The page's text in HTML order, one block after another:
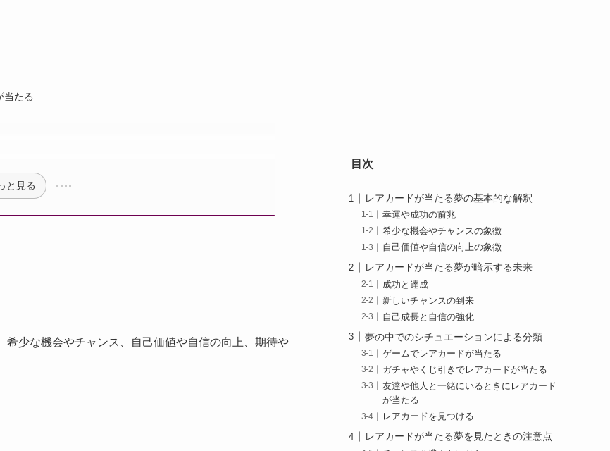
当たる
と見る
少な機会やチャンス、自己価値や自信の向上、期待や
目次
レアカードが当たる夢の基本的な解釈
幸運や成功の前兆
希少な機会やチャンスの象徴
自己価値や自信の向上の象徴
レアカードが当たる夢が暗示する未来
成功と達成
新しいチャンスの到来
自己成長と自信の強化
夢の中でのシチュエーションによる分類
ゲームでレアカードが当たる
ガチャやくじ引きでレアカードが当たる
友達や他人と一緒にいるときにレアカード
が当たる
レアカードを見つける
レアカードが当たる夢を見たときの注意点